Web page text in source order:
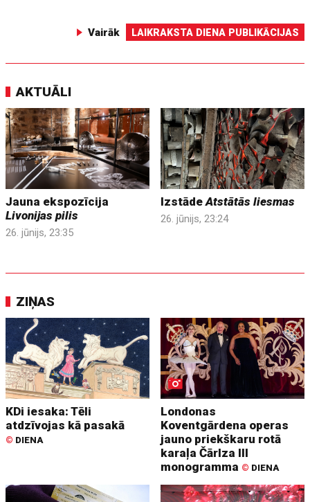
Vairāk LAIKRAKSTA DIENA PUBLIKĀCIJAS
AKTUĀLI
Jauna ekspozīcija
Livonijas pilis
26. jūnijs, 23:35
IzstādeAtstātās liesmas
26. jūnijs, 23:24
ZIŅAS
KDi iesaka: Tēli
atdzīvojas kā pasakā
© DIENA
Londonas
Koventgārdena operas
jauno priekškaru rotā
karaļa Čārlza III
monogramma © DIENA